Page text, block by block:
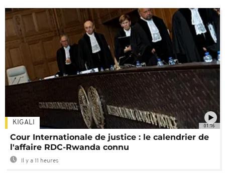
01:16
KIGALI
Cour Internationale de justice : le calendrier de
l'affaire RDC-Rwanda connu
Il y a 11 heures